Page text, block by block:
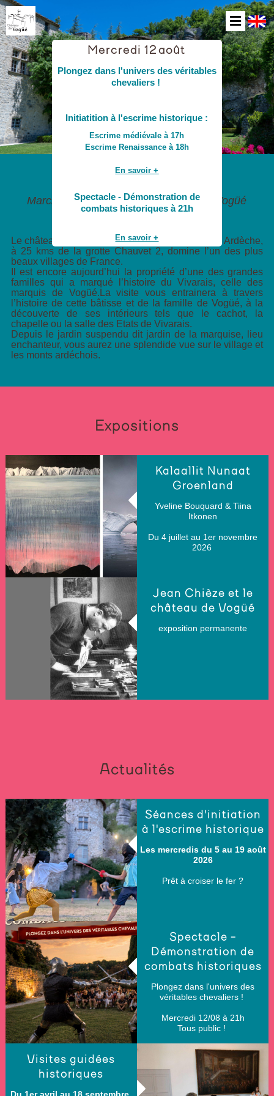
Mercredi 12 août
Plongez dans l'univers des véritables
chevaliers !
Initiatition à l'escrime historique :
Escrime médiévale à 17h
Escrime Renaissance à 18h
En savoir +
Spectacle - Démonstration de
combats historiques à 21h
En savoir +
Château de Vogüé
Marchez dans les pas des marquis de Vogüé
Le château de Vogüé, situé au bord de la rivière Ardèche,
à 25 kms de la grotte Chauvet 2, domine l’un des plus
beaux villages de France.
Il est encore aujourd’hui la propriété d’une des grandes
familles qui a marqué l’histoire du Vivarais, celle des
marquis de Vogüé.La visite vous entrainera à travers
l’histoire de cette bâtisse et de la famille de Vogüé, à la
découverte de ses intérieurs tels que le cachot, la
chapelle ou la salle des Etats de Vivarais.
Depuis le jardin suspendu dit jardin de la marquise, lieu
enchanteur, vous aurez une splendide vue sur le village et
les monts ardéchois.
Expositions
Kalaallit Nunaat
Groenland
Yveline Bouquard & Tiina
Itkonen
Du 4 juillet au 1er novembre
2026
Jean Chièze et le
château de Vogüé
exposition permanente
Actualités
Séances d'initiation
à l'escrime historique
Les mercredis du 5 au 19 août
2026
Prêt à croiser le fer ?
Spectacle -
Démonstration de
combats historiques
Plongez dans l'univers des
véritables chevaliers !
Mercredi 12/08 à 21h
Tous public !
Visites guidées
historiques